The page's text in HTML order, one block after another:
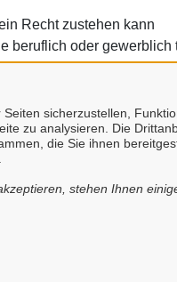
sicherzustellen,
zu analysieren. Die
die Sie ihnen
stehen Ihnen
Recht zustehen kann
beruflich oder gewerblich
Behörden im Sinne von